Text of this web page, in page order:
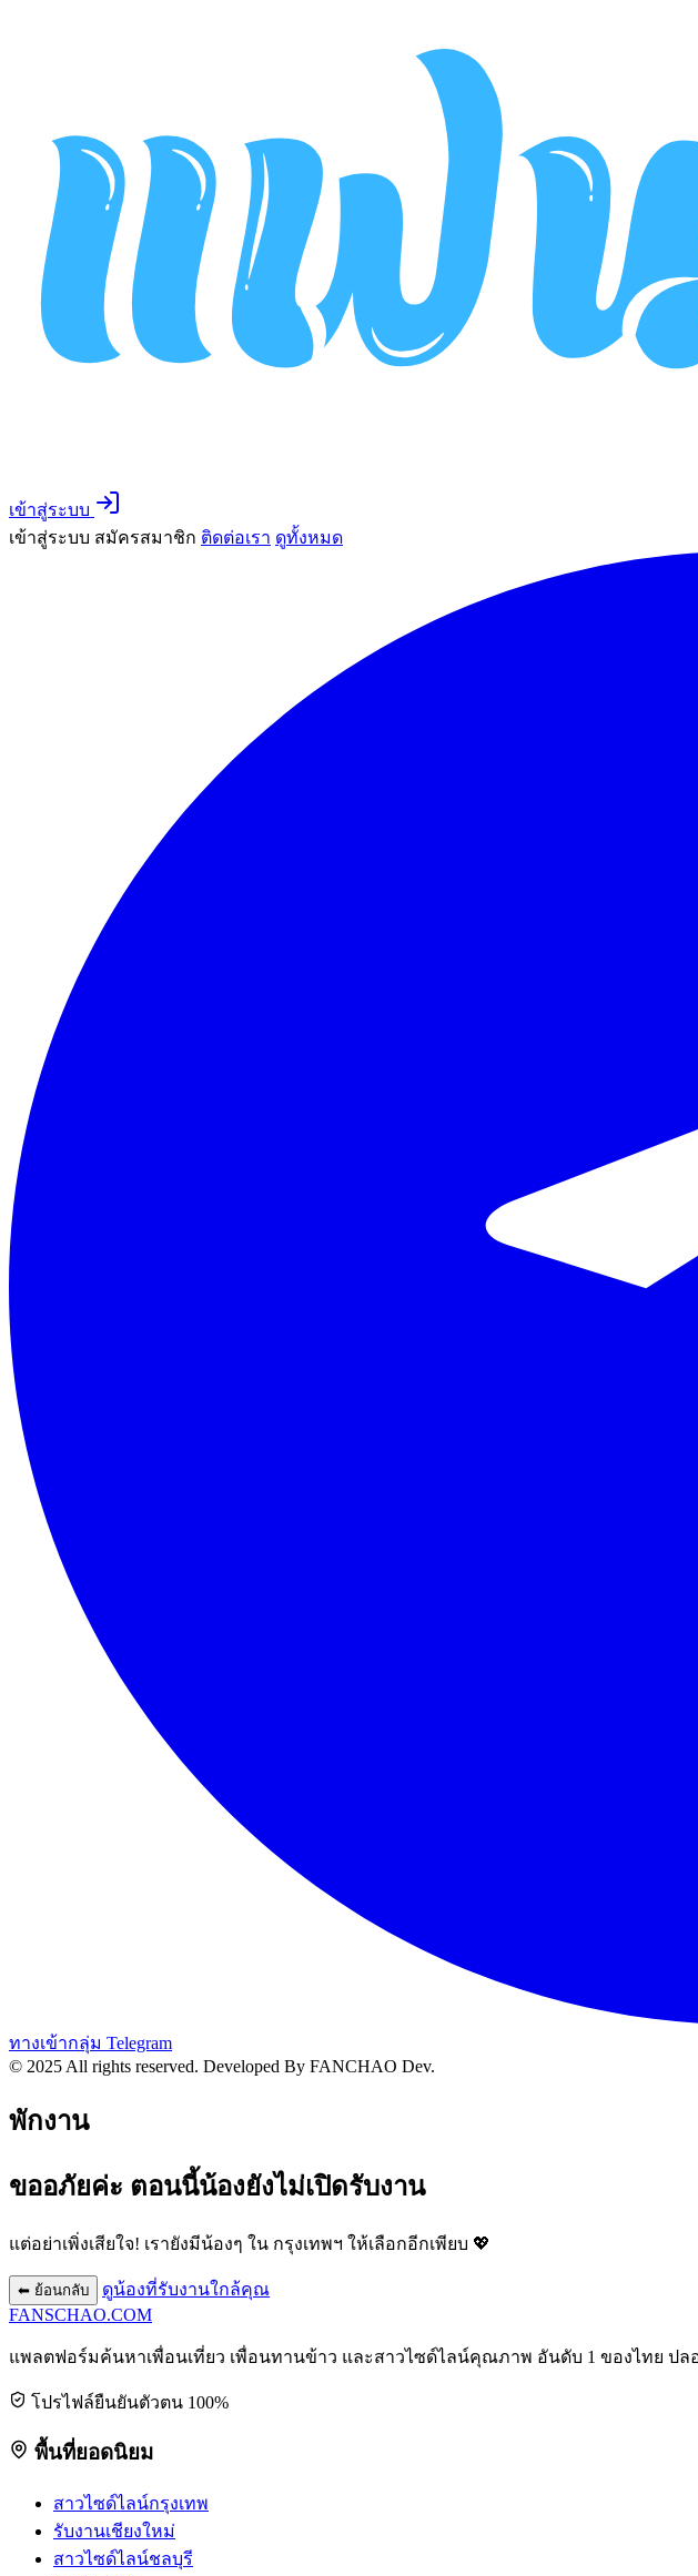
เข้าสู่ระบบ
เข้าสู่ระบบ สมัครสมาชิก ติดต่อเรา ดูทั้งหมด
ทางเข้ากลุ่ม Telegram
© 2025 All rights reserved. Developed By FANCHAO Dev.
พักงาน
ขออภัยค่ะ ตอนนี้น้องยังไม่เปิดรับงาน
แต่อย่าเพิ่งเสียใจ! เรายังมีน้องๆ ใน กรุงเทพฯ ให้เลือกอีกเพียบ 💖
⬅ ย้อนกลับ
ดูน้องที่รับงานใกล้คุณ
FANSCHAO.COM
แพลตฟอร์มค้นหาเพื่อนเที่ยว เพื่อนทานข้าว และสาวไซด์ไลน์คุณภาพ อันดับ 1 ของไทย ป
โปรไฟล์ยืนยันตัวตน 100%
พื้นที่ยอดนิยม
สาวไซด์ไลน์กรุงเทพ
รับงานเชียงใหม่
สาวไซด์ไลน์ชลบุรี